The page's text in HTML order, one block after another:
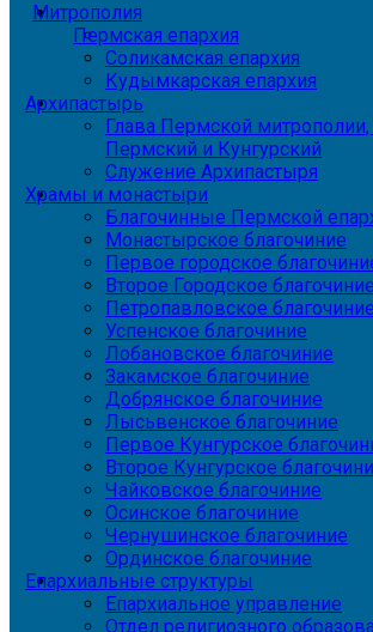
Митрополия
Пермская епархия
Соликамская епархия
Кудымкарская епархия
Архипастырь
Глава Пермской
Пермский и Кунгурский
Служение Архипастыря
Храмы и монастыри
Благочинные Пермской
Монастырское благочиние
Первое городское
Второе Городское благочиние
Петропавловское благочиние
Успенское благочиние
Лобановское благочиние
Закамское благочиние
Добрянское благочиние
Лысьвенское благочиние
Первое Кунгурское
Второе Кунгурское
Чайковское благочиние
Осинское благочиние
Чернушинское благочиние
Ординское благочиние
Епархиальные структуры
Епархиальное управление
Отдел религиозного